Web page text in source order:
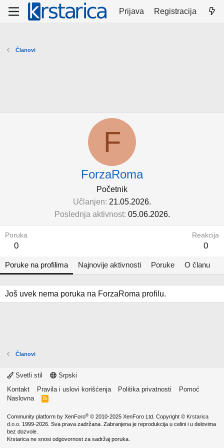
Prijava Registracija
Članovi
F
ForzaRoma
Početnik
Učlanjen 21.05.2026.
Poslednja aktivnost 05.06.2026.
Poruka
0
Reakcija
0
Poruke na profilima Najnovije aktivnosti Poruke O članu
Još uvek nema poruka na ForzaRoma profilu.
Članovi
Svetli stil
Srpski
Kontakt
Pravila i uslovi korišćenja Politika privatnosti
Pomoć
Naslovna
R
Community platform by XenForo® © 2010-2025 XenForo Ltd. Copyright © Krstarica
d.o.o. 1999-2026. Sva prava zadržana. Zabranjena je reprodukcija u celini i u delovima
bez dozvole.
Krstarica ne snosi odgovornost za sadržaj poruka.